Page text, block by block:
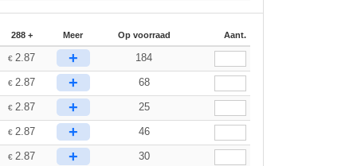
288 + Meer Op voorraad Aant.
€2.87 + 184
€2.87 + 68
€2.87 + 25
€2.87 + 46
€2.87 + 30